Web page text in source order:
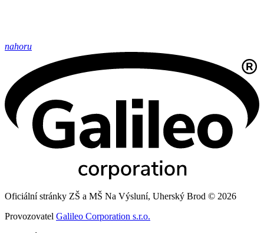
nahoru
Oficiální stránky ZŠ a MŠ Na Výsluní, Uherský Brod © 2026
Provozovatel Galileo Corporation s.r.o.